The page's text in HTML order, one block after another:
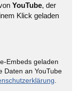
YouTube, der
Klick geladen
Embeds geladen
Daten an YouTube
.